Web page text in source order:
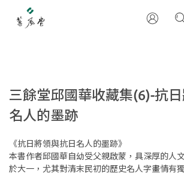
三餘堂邱國華收藏集(6)-抗日
名人的墨跡
《抗日將領與抗日名人的墨跡》
本書作者邱國華自幼受父親啟蒙，具深厚的人
於大一，尤其對清末民初的歷史名人字畫情有